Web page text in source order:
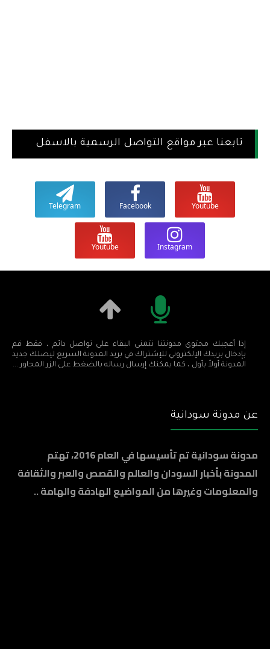
تابعنا عبر مواقع التواصل الرسمية بالاسفل
Youtube
Facebook
Telegram
Instagram
Youtube
إذا أعجبك محتوى مدونتنا نتمنى البقاء على تواصل دائم ، فقط قم
بإدخال بريدك الإلكتروني للإشتراك في بريد المدونة السريع ليصلك جديد
المدونة أولاً بأول ، كما يمكنك إرسال رساله بالضغط على الزر المجاور ...
عن مدونة سودانية
مدونة سودانية تم تأسيسها في العام 2016، تهتم
المدونة بأخبار السودان والعالم والقصص والعبر والثقافة
والمعلومات وغيرها من المواضيع الهادفة والهامة ..